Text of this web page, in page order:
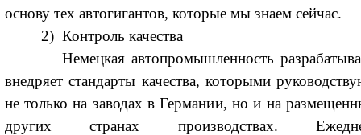
основу тех автогигантов, которые мы знаем сейчас.
2) Контроль качества
Немецкая автопромышленность
внедряет стандарты качества, которыми
не только на заводах в Германии, но и на
других странах производствах.